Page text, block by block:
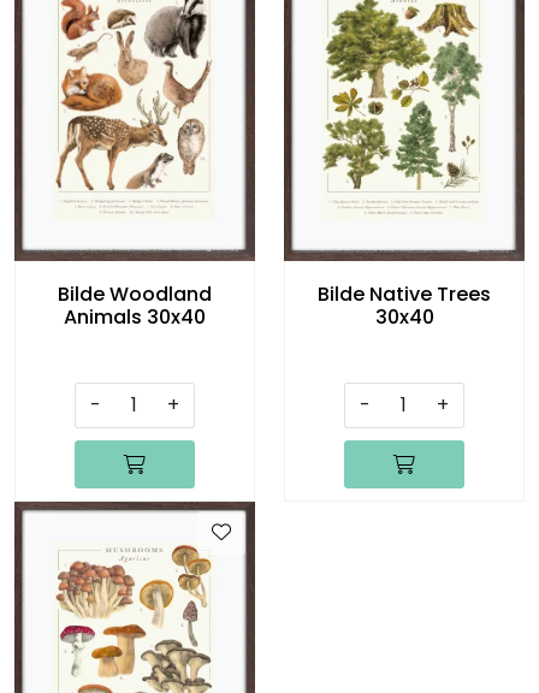
Bilde Woodland
Animals 30x40
- +
Bilde Native Trees
30x40
- +